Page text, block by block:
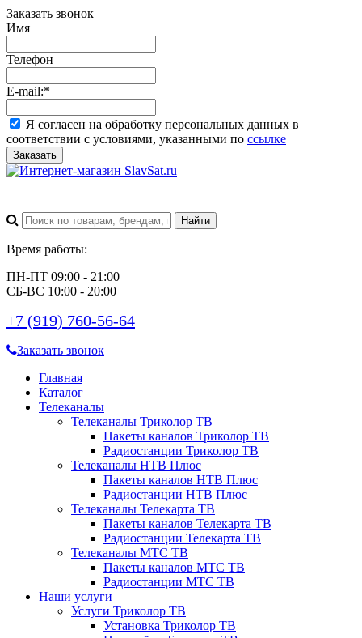
Заказать звонок
Имя
Телефон
E-mail:*
Я согласен на обработку персональных данных в
соответствии с условиями, указанными по ссылке
Заказать
Время работы:
ПН-ПТ 09:00 - 21:00
СБ-ВС 10:00 - 20:00
+7 (919) 760-56-64
Заказать звонок
Главная
Каталог
Телеканалы
Телеканалы Триколор ТВ
Пакеты каналов Триколор ТВ
Радиостанции Триколор ТВ
Телеканалы НТВ Плюс
Пакеты каналов НТВ Плюс
Радиостанции НТВ Плюс
Телеканалы Телекарта ТВ
Пакеты каналов Телекарта ТВ
Радиостанции Телекарта ТВ
Телеканалы МТС ТВ
Пакеты каналов МТС ТВ
Радиостанции МТС ТВ
Наши услуги
Услуги Триколор ТВ
Установка Триколор ТВ